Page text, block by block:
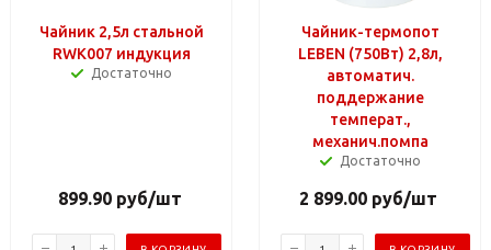
Чайник 2,5л стальной
RWK007 индукция
Достаточно
899.90руб/шт
Чайник-термопот
LEBEN (750Вт) 2,8л,
автоматич.
поддержание
температ.,
механич.помпа
Достаточно
2 899.00 руб/шт